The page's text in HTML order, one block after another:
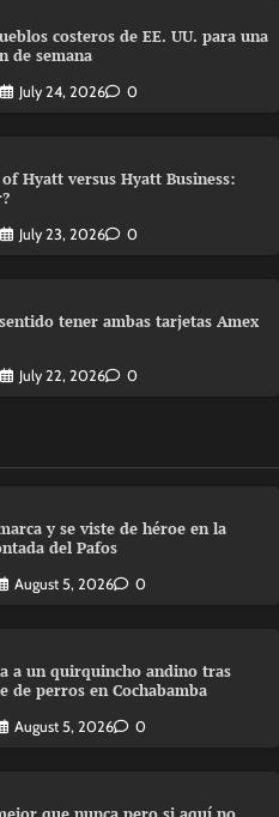
costeros de EE. UU. para una
de semana
July 24, 2026 0
Hyatt versus Hyatt Business:
July 23, 2026 0
tener ambas tarjetas Amex
July 22, 2026 0
y se viste de héroe en la
del Pafos
August 5, 2026 0
a un quirquincho andino tras
de perros en Cochabamba
August 5, 2026 0